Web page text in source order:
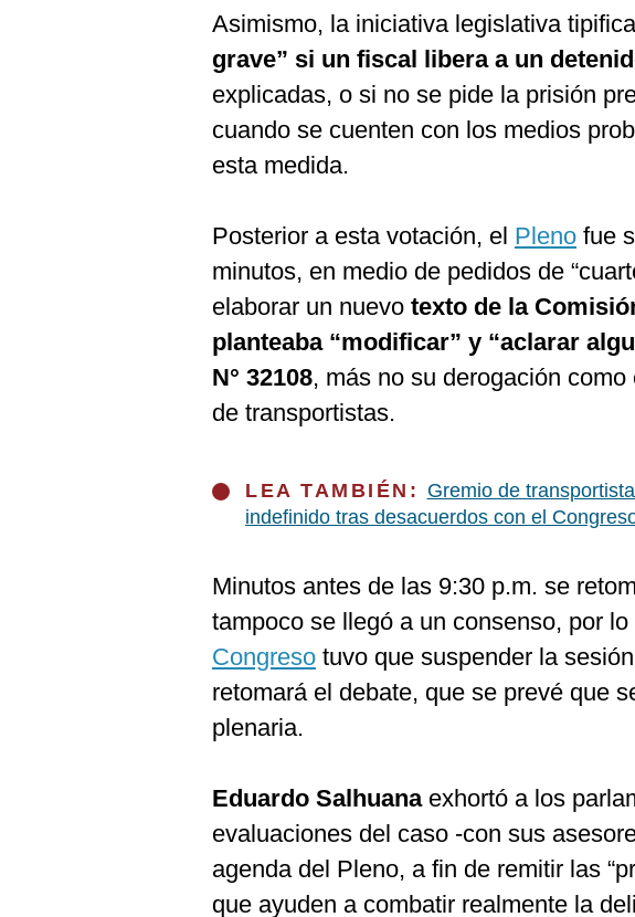
Asimismo, la iniciativa legislativa
grave” si un fiscal libera a un
explicadas, o si no se pide la prisión
cuando se cuenten con los medios
esta medida.
Posterior a esta votación, el Pleno fue
minutos, en medio de pedidos de
elaborar un nuevo texto de la
planteaba “modificar” y “aclarar
N° 32108, más no su derogación
de transportistas.
LEA TAMBIÉN: Gremio de
indefinido tras desacuerdos con el
Minutos antes de las 9:30 p.m. se
tampoco se llegó a un consenso, por lo
Congreso tuvo que suspender la
retomará el debate, que se prevé que
plenaria.
Eduardo Salhuanaexhortó a los
evaluaciones del caso -con sus
agenda del Pleno, a fin de remitir las
que ayuden a combatir realmente la